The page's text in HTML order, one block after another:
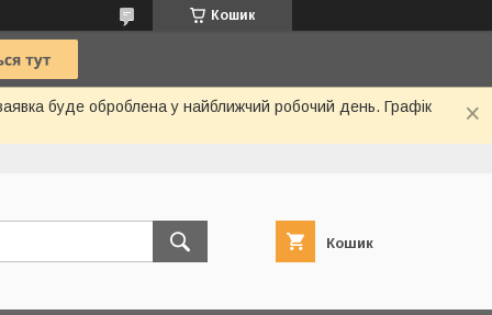
Кошик
буде оброблена у найближчий робочий день. Графік
Кошик